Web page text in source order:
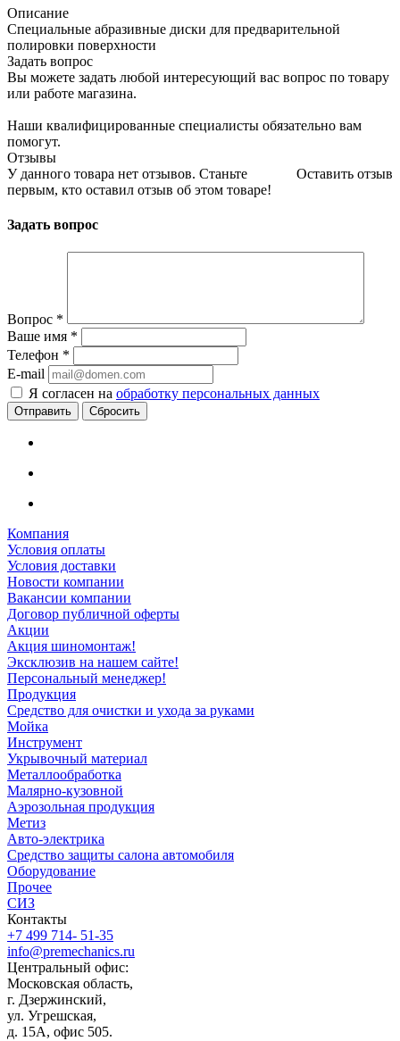
Описание
Специальные абразивные диски для предварительной
полировки поверхности
Задать вопрос
Вы можете задать любой интересующий вас вопрос по товару
или работе магазина.
Наши квалифицированные специалисты обязательно вам
помогут.
Отзывы
Оставить отзыв
У данного товара нет отзывов. Станьте
первым, кто оставил отзыв об этом товаре!
Задать вопрос
Вопрос *
Ваше имя *
Телефон *
E-mail
Я согласен на обработку персональных данных
Сбросить
Компания
Условия оплаты
Условия доставки
Новости компании
Вакансии компании
Договор публичной оферты
Акции
Акция шиномонтаж!
Эксклюзив на нашем сайте!
Персональный менеджер!
Продукция
Средство для очистки и ухода за руками
Мойка
Инструмент
Укрывочный материал
Металлообработка
Малярно-кузовной
Аэрозольная продукция
Метиз
Авто-электрика
Средство защиты салона автомобиля
Оборудование
Прочее
СИЗ
Контакты
+7 499 714- 51-35
info@premechanics.ru
Центральный офис:
Московская область,
г. Дзержинский,
ул. Угрешская,
д. 15А, офис 505.